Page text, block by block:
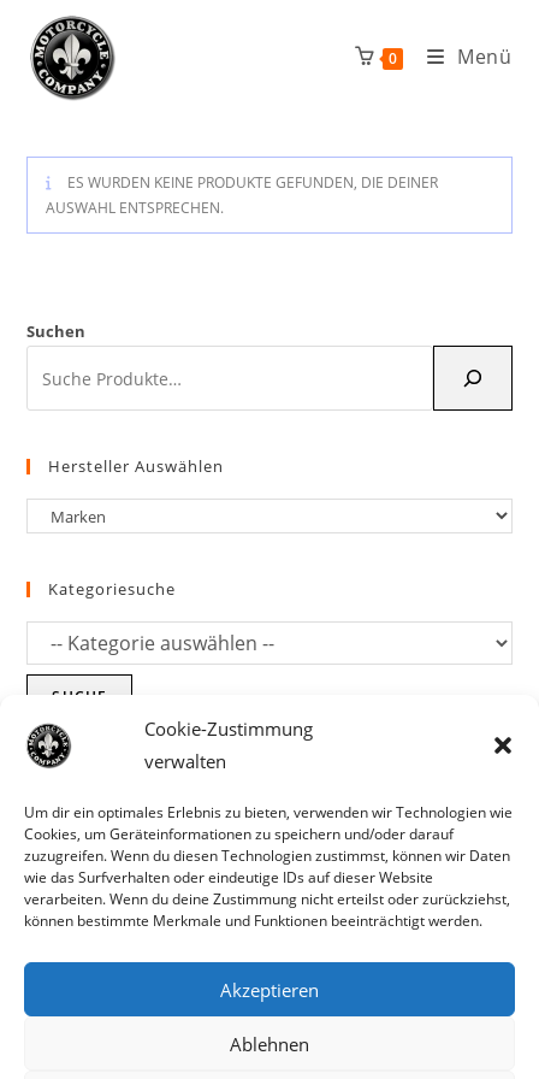
Cookie-Zustimmung
verwalten
Um dir ein optimales Erlebnis zu bieten, verwenden wir Technologien wie
Cookies, um Geräteinformationen zu speichern und/oder darauf
zuzugreifen. Wenn du diesen Technologien zustimmst, können wir Daten
wie das Surfverhalten oder eindeutige IDs auf dieser Website
verarbeiten. Wenn du deine Zustimmung nicht erteilst oder zurückziehst,
können bestimmte Merkmale und Funktionen beeinträchtigt werden.
Akzeptieren
Ablehnen
Parts für Harley Davidson, Indian und
Inhalt
springen
0 Menü
ES WURDEN KEINE PRODUKTE GEFUNDEN, DIE DEINER
AUSWAHL ENTSPRECHEN.
Suchen
Hersteller Auswählen
Kategoriesuche
SUCHE